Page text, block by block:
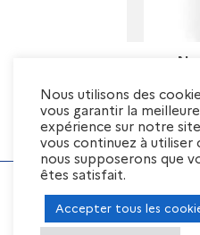
Mentions Légales
Offres d’emplois
Nous utilisons des
vous garantir la meilleure
expérience sur notre
vous continuez à utiliser
nous supposerons que
êtes satisfait.
Accepter tous les